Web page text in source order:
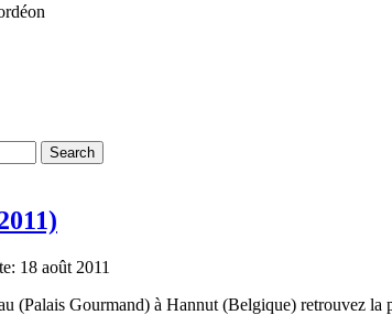
18 août 2011
(Palais Gourmand) à Hannut (Belgique) retrouvez la